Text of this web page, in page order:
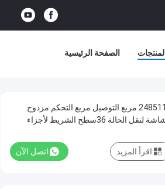
الصفحة الرئيسية المنتجات
2485118 مربع التوصيل مربع التحكم مزدوج
الشاشة لنقل الحالة 36سطح الشريط لأجزاء
اتصل الآن اقرأ المزيد